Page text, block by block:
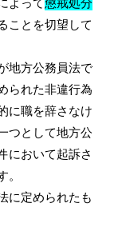
ことを切望して
地方公務員法で
られた非違行為
に職を辞さなけ
つとして地方公
において起訴さ
に定められたも